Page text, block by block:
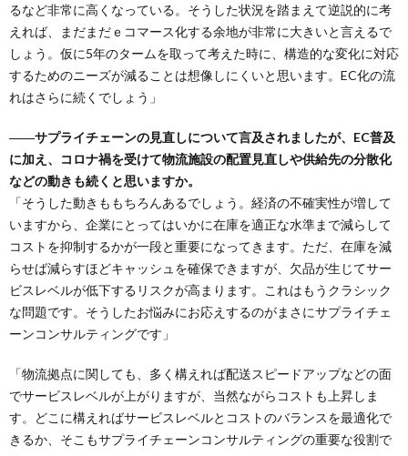
るなど非常に高くなっている。そうした状況を踏まえて逆説的に考
えれば、まだまだｅコマース化する余地が非常に大きいと言えるで
しょう。仮に5年のタームを取って考えた時に、構造的な変化に対応
するためのニーズが減ることは想像しにくいと思います。EC化の流
れはさらに続くでしょう」
――サプライチェーンの見直しについて言及されましたが、EC普及
に加え、コロナ禍を受けて物流施設の配置見直しや供給先の分散化
などの動きも続くと思いますか。
「そうした動きももちろんあるでしょう。経済の不確実性が増して
いますから、企業にとってはいかに在庫を適正な水準まで減らして
コストを抑制するかが一段と重要になってきます。ただ、在庫を減
らせば減らすほどキャッシュを確保できますが、欠品が生じてサー
ビスレベルが低下するリスクが高まります。これはもうクラシック
な問題です。そうしたお悩みにお応えするのがまさにサプライチェ
ーンコンサルティングです」
「物流拠点に関しても、多く構えれば配送スピードアップなどの面
でサービスレベルが上がりますが、当然ながらコストも上昇しま
す。どこに構えればサービスレベルとコストのバランスを最適化で
きるか、そこもサプライチェーンコンサルティングの重要な役割で